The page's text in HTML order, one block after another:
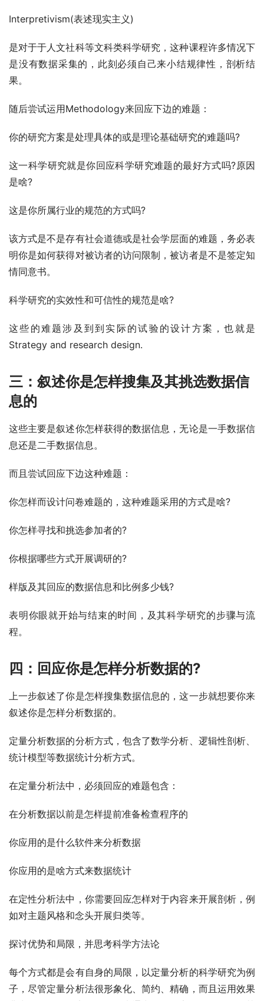
Interpretivism(表述现实主义)
是对于于人文社科等文科类科学研究，这种课程许多情况下
是没有数据采集的，此刻必须自己来小结规律性，剖析结
果。
随后尝试运用Methodology来回应下边的难题：
你的研究方案是处理具体的或是理论基础研究的难题吗?
这一科学研究就是你回应科学研究难题的最好方式吗?原因
是啥?
这是你所属行业的规范的方式吗?
该方式是不是存有社会道德或是社会学层面的难题，务必表
明你是如何获得对被访者的访问限制，被访者是不是签定知
情同意书。
科学研究的实效性和可信性的规范是啥?
这些的难题涉及到到实际的试验的设计方案，也就是
Strategy and research design.
三：叙述你是怎样搜集及其挑选数据信
息的
这些主要是叙述你怎样获得的数据信息，无论是一手数据信
息还是二手数据信息。
而且尝试回应下边这种难题：
你怎样而设计问卷难题的，这种难题采用的方式是啥?
你怎样寻找和挑选参加者的?
你根据哪些方式开展调研的?
样版及其回应的数据信息和比例多少钱?
表明你眼就开始与结束的时间，及其科学研究的步骤与流
程。
四：回应你是怎样分析数据的?
上一步叙述了你是怎样搜集数据信息的，这一步就想要你来
叙述你是怎样分析数据的。
定量分析数据的分析方式，包含了数学分析、逻辑性剖析、
统计模型等数据统计分析方式。
在定量分析法中，必须回应的难题包含：
在分析数据以前是怎样提前准备检查程序的
你应用的是什么软件来分析数据
你应用的是啥方式来数据统计
在定性分析法中，你需要回应怎样对于内容来开展剖析，例
如对主题风格和念头开展归类等。
探讨优势和局限，并思考科学方法论
每个方式都是会有自身的局限，以定量分析的科学研究为例
子，尽管定量分析法很形象化、简约、精确，而且运用效果